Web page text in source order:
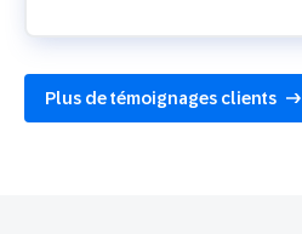
Plus de témoignages clients